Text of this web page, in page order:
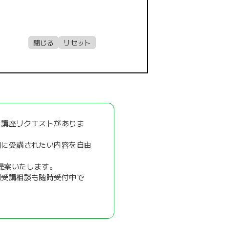
座リクエストがありま
受講されたい内容を自由
いたします。
講相談も随時受付中で